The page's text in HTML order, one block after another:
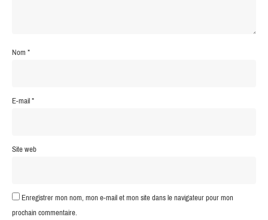
Nom*
E-mail*
Site web
Enregistrer mon nom, mon e-mail et mon site dans le navigateur pour mon
prochain commentaire.